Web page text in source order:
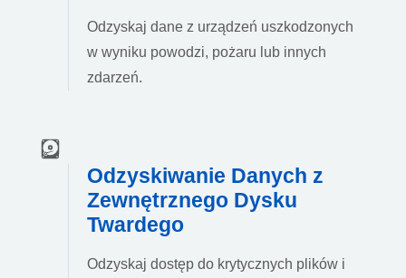
Odzyskaj dane z urządzeń uszkodzonych
w wyniku powodzi, pożaru lub innych
zdarzeń.
Odzyskiwanie Danych z
Zewnętrznego Dysku
Twardego
Odzyskaj dostęp do krytycznych plików i